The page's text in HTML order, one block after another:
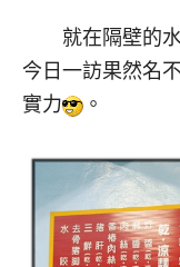
就在隔壁的水
今日一訪果然名
實力
。